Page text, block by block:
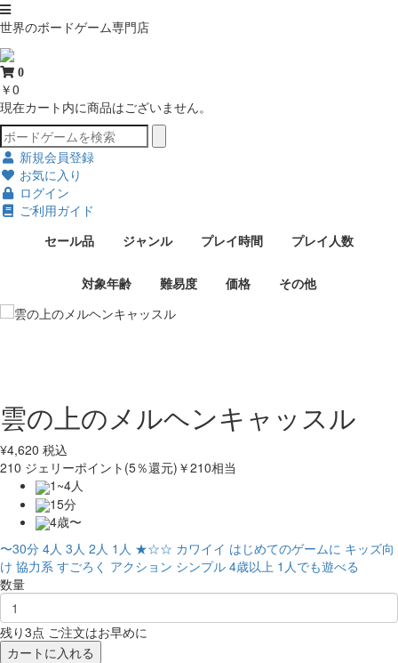
世界のボードゲーム専門店
0
￥0
現在カート内に商品はございません。
新規会員登録
お気に入り
ログイン
ご利用ガイド
セール品
ジャンル プレイ時間 プレイ人数
対象年齢 難易度 価格 その他
雲の上のメルヘンキャッスル
¥4,620 税込
210 ジェリーポイント(5％還元) ￥210相当
1~4人
15分
4歳〜
〜30分 4人 3人 2人 1人 ★☆☆ カワイイ はじめてのゲームに キッズ向
け 協力系 すごろく アクション シンプル 4歳以上 1人でも遊べる
数量
残り3点 ご注文はお早めに
カートに入れる